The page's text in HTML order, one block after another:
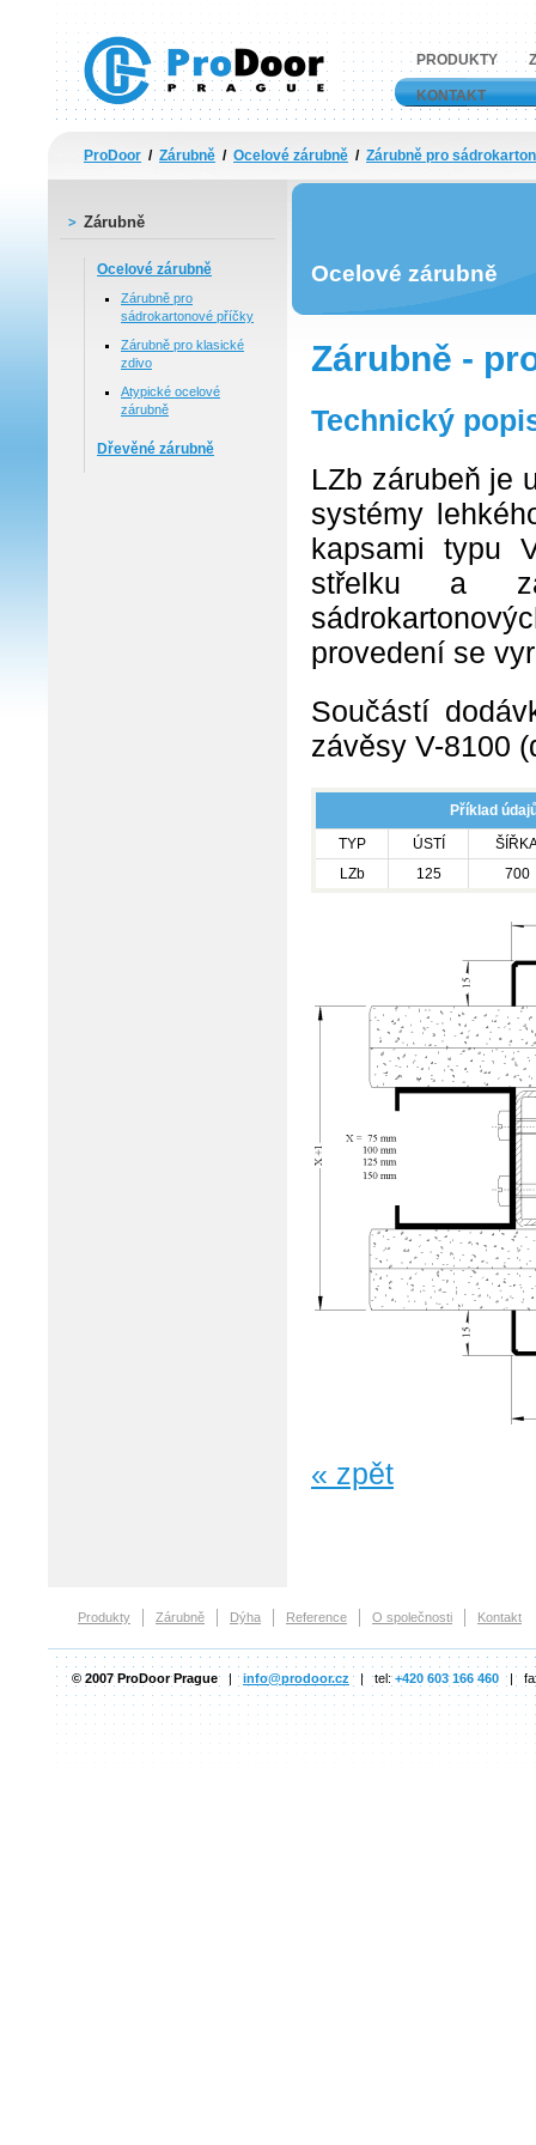
Prodoor - Profesionální dveře a zárubně
ProDoor / Zárubně / Ocelové zárubně / Zárubně pro
Zárubně
Ocelové zárubně
Zárubně pro
sádrokartonové příčky
Zárubně pro klasické
zdivo
Atypické ocelové
zárubně
Dřevěné zárubně
Ocelové zárubně
Zárubně -
Technický
LZb zárubeň je
systémy
kapsami typu
střelku a
provedení se
Součástí
závěsy V-8100
Příklad
TYP
ÚSTÍ
LZb
125 700
« zpět
PRODUKTY
KONTAKT
Produkty Zárubně Dýha Reference O společnosti Kontakt
© 2007 ProDoor Prague| info@prodoor.cz | tel:+420 603 166 460 |